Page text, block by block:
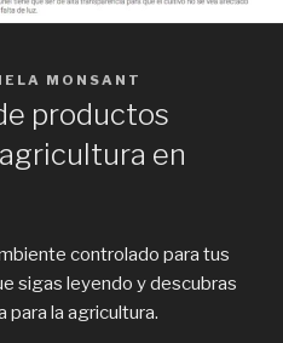
MONSANT
productos
en
controlado para tus
sigas leyendo y descubras
la agricultura.